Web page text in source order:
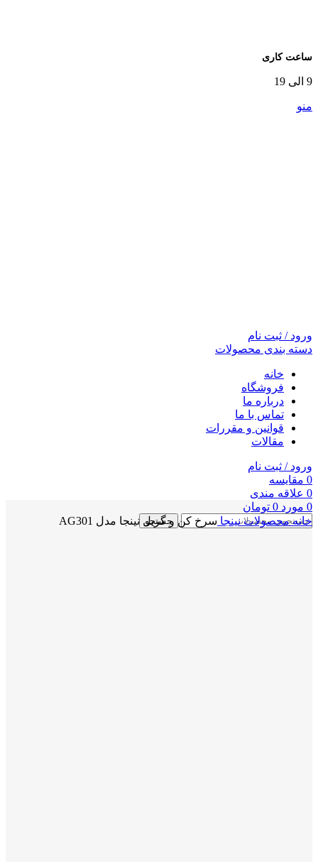
ساعت کاری
9 الی 19
منو
ورود / ثبت نام
دسته بندی محصولات
خانه
فروشگاه
درباره ما
تماس با ما
قوانین و مقررات
مقالات
ورود / ثبت نام
0 مقايسه
0 علاقه مندی
0 مورد 0 تومان
جستجو خانهمحصولات نینجا سرخ کن و گریل نینجا مدل AG301